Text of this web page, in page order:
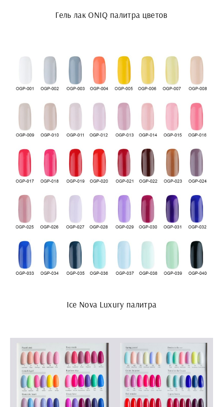
Гель лак ONIQ палитра цветов
Ice Nova Luxury палитра